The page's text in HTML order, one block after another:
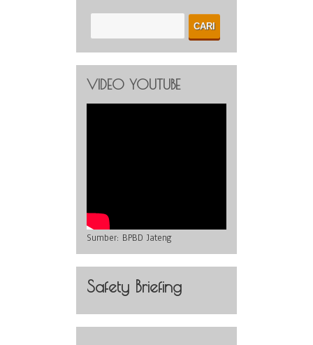
VIDEO YOUTUBE
Sumber: BPBD Jateng
Safety Briefing